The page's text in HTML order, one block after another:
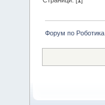
Форум по Роботика